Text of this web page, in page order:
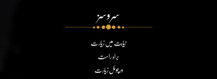
سروسز
نیابت میں زیارت
براہ راست
ورچوئل زیارت